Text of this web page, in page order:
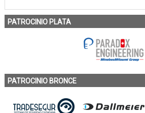
PATROCINIO PLATA
PATROCINIO BRONCE